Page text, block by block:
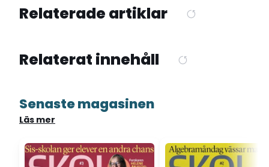
Relaterade artiklar
Relaterat innehåll
Senaste magasinen
Läs mer